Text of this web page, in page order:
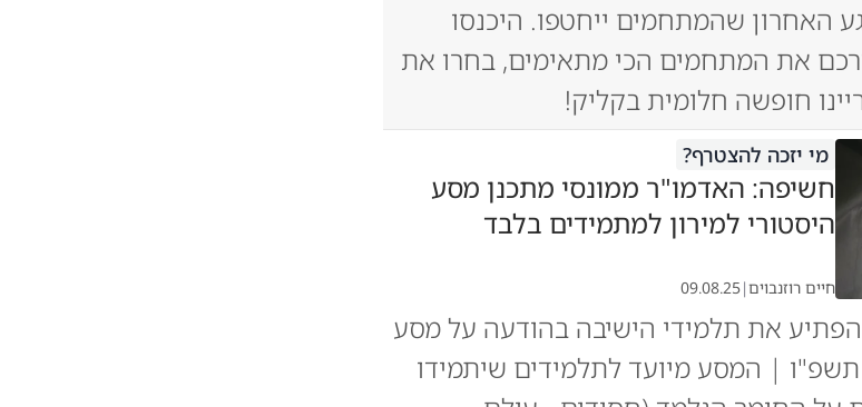
האחרון שהמתחמים ייחטפו. היכנסו
את המתחמים הכי מתאימים, בחרו את
חופשה חלומית בקליק!
מי יזכה להצטרף?
חשיפה: האדמו"ר ממונסי מתכנן מסע
היסטורי למירון למתמידים בלבד
חיים רוזנבוים|
09.08.25
הפתיע את תלמידי הישיבה בהודעה על מסע
| המסע מיועד לתלמידים שיתמידו